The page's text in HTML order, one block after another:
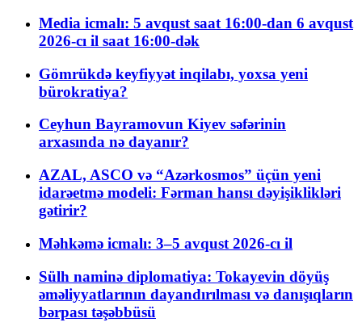
Media icmalı: 5 avqust saat 16:00-dan 6 avqust
2026-cı il saat 16:00-dək
Gömrükdə keyfiyyət inqilabı, yoxsa yeni
bürokratiya?
Ceyhun Bayramovun Kiyev səfərinin
arxasında nə dayanır?
AZAL, ASCO və “Azərkosmos” üçün yeni
idarəetmə modeli: Fərman hansı dəyişiklikləri
gətirir?
Məhkəmə icmalı: 3–5 avqust 2026-cı il
Sülh naminə diplomatiya: Tokayevin döyüş
əməliyyatlarının dayandırılması və danışıqların
bərpası təşəbbüsü